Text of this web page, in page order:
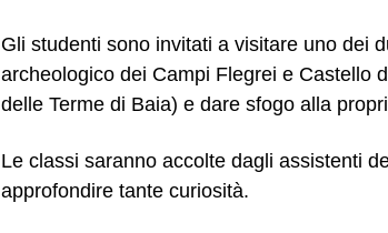
Gli studenti sono invitati a visitare uno dei
archeologico dei Campi Flegrei e Castello
delle Terme di Baia) e dare sfogo alla
Le classi saranno accolte dagli assistenti
approfondire tante curiosità.